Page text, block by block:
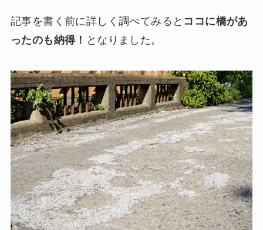
記事を書く前に詳しく調べてみると ココに橋があ
ったのも納得！ となりました。